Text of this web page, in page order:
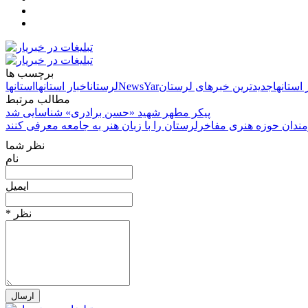
برچسب ها
لرستاناخبار استانها استانها NewsYar استانهاجدیدترین خبرهای لرستان
مطالب مرتبط
پیکر مطهر شهید «حسن برادری» شناسایی شد
حوزه هنری مفاخرلرستان را با زبان هنر به جامعه معرفی کنند
نظر شما
نام
ایمیل
* نظر